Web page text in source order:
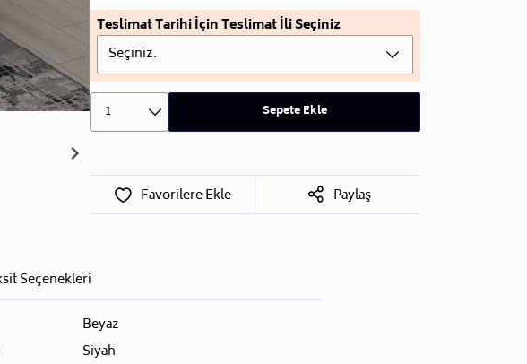
Teslimat Tarihi İçin Teslimat İli Seçiniz
Seçiniz.
1 Sepete Ekle
Favorilere Ekle Paylaş
Seçenekleri
Beyaz
Siyah